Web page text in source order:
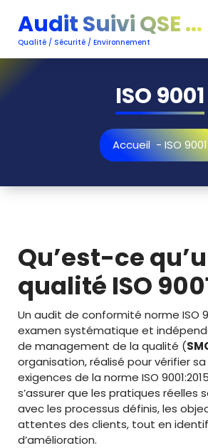
contenu
Audit Suivi QSE ...
Qualité / Sécurité / Environnement
ISO 9001
Accueil - ISO 9001
Qu’est-ce
qualité ISO
Un audit de conformité norme ISO
examen systématique et
de management de la qualité (
organisation, réalisé pour vérifier
exigences de la norme ISO
s’assurer que les pratiques réelles
avec les processus définis, les
attentes des clients, tout en
d’amélioration.